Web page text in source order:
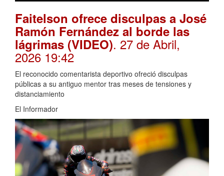
Faitelson ofrece disculpas a José
Ramón Fernández al borde las
lágrimas (VIDEO). 27 de Abril,
2026 19:42
El reconocido comentarista deportivo ofreció disculpas
públicas a su antiguo mentor tras meses de tensiones y
distanciamiento
El Informador